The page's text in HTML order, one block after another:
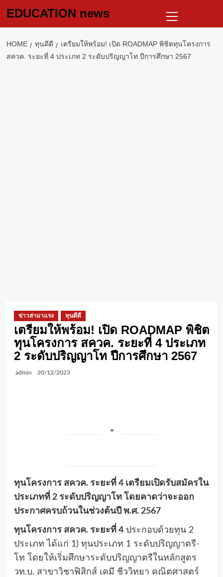
EDUCATION news
Menu
HOME ทุนดีดี
เตรียมให้พร้อม! เปิด ROADMAP พิชิตทุนโครงการ
สควค. ระยะที่ 4 ประเภท 2 ระดับปริญญาโท ปีการศึกษา 2567
ข่าวล่ามาแรง ทุนดีดี
เตรียมให้พร้อม! เปิด ROADMAP พิชิต
ทุนโครงการ สควค. ระยะที่ 4 ประเภท
2 ระดับปริญญาโท ปีการศึกษา 2567
admin 20/12/2023
ทุนโครงการ สควค. ระยะที่ 4 เตรียมเปิดรับสมัครใน
ประเภทที่ 2 ระดับปริญญาโท โดยคาดว่าจะออก
ประกาศครบถ้วนในช่วงต้นปี พ.ศ. 2567
ทุนโครงการ สควค. ระยะที่ 4ประกอบด้วยทุน 2
ประเภท ได้แก่ 1) ทุนประเภท 1 ระดับปริญญาตรี-
โท โดยให้เริ่มศึกษาระดับปริญญาตรีในหลักสูตร
วท.บ. สาขาวิชาฟิสิกส์ เคมี ชีววิทยา คณิตศาสตร์